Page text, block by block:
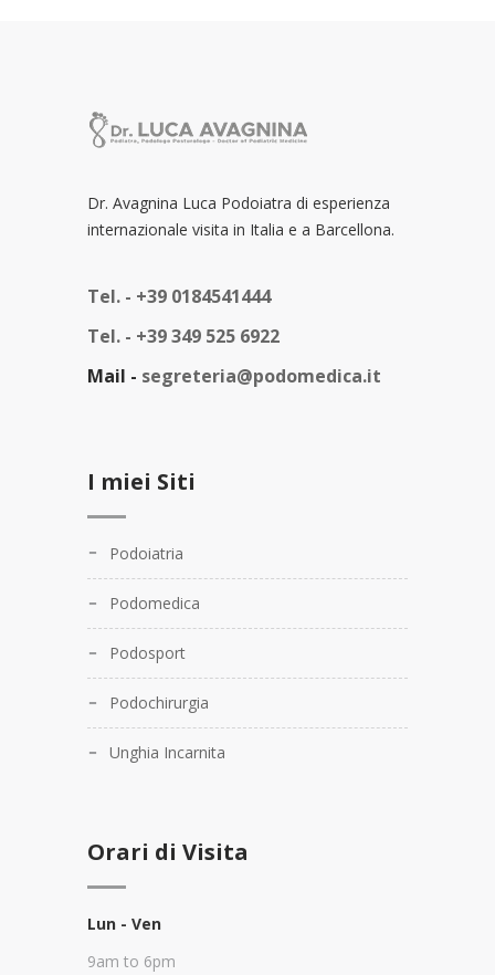
Dr. Avagnina Luca Podoiatra di esperienza
internazionale visita in Italia e a Barcellona.
Tel. - +39 0184541444
Tel. - +39 349 525 6922
Mail - segreteria@podomedica.it
I miei Siti
Podoiatria
Podomedica
Podosport
Podochirurgia
Unghia Incarnita
Orari di Visita
Lun - Ven
9am to 6pm